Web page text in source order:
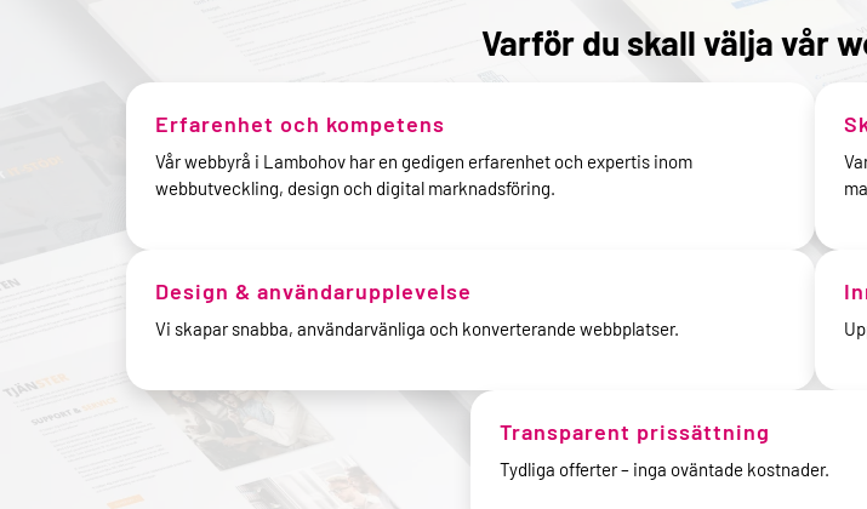
Varför du skall välja vår
Erfarenhet och kompetens
Vår webbyrå i Lambohov har en gedigen erfarenhet och expertis inom
webbutveckling, design och digital marknadsföring.
Design & användarupplevelse
Vi skapar snabba, användarvänliga och konverterande webbplatser.
Transparent prissättning
Tydliga offerter – inga oväntade kostnader.